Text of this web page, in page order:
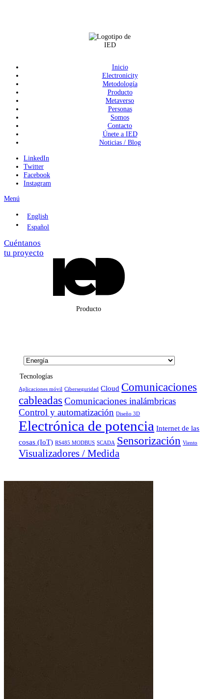
Inicio
Electronicity
Metodología
Producto
Metaverso
Personas
Somos
Contacto
Únete a IED
Noticias / Blog
LinkedIn
Twitter
Facebook
Instagram
Menú
English
Español
Cuéntanos
tu proyecto
Producto
Tecnologías
Aplicaciones móvil Ciberseguridad Cloud Comunicaciones
cableadas Comunicaciones inalámbricas
Control y automatización Diseño 3D
Electrónica de potencia Internet de las
cosas (IoT) RS485 MODBUS SCADA Sensorización Viento
Visualizadores / Medida